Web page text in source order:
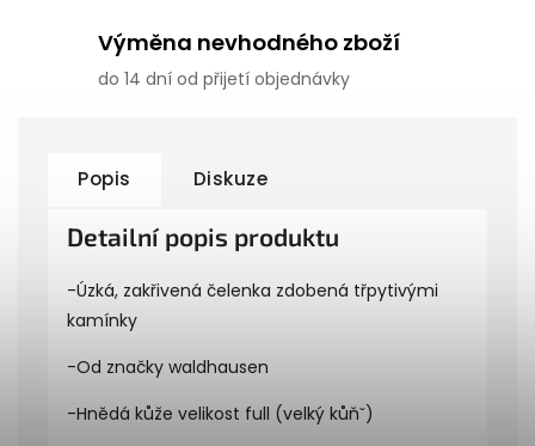
Výměna nevhodného zboží
do 14 dní od přijetí objednávky
Popis Diskuze
Detailní popis produktu
-Úzká, zakřivená čelenka zdobená třpytivými
kamínky
-Od značky waldhausen
-Hnědá kůže velikost full (velký kůňˇ)